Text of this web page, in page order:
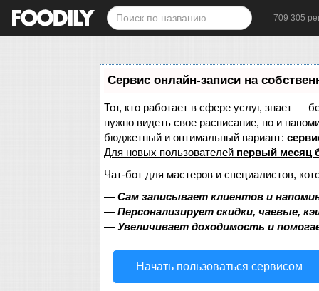
709 305
Сервис онлайн-записи на
Тот, кто работает в сфере услуг, знает —
нужно видеть свое расписание, но и
бюджетный и оптимальный вариант:
Для новых пользователей первый месяц
Чат-бот для мастеров и специалистов,
— Сам записывает клиентов и
— Персонализирует скидки, чаевые,
— Увеличивает доходимость и
Начать пользоваться сервисом